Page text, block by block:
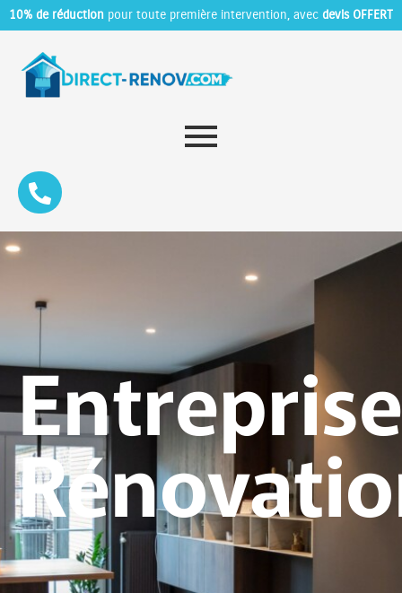
10% de réduction pour toute première intervention, avec devis OFFERT
Entreprise